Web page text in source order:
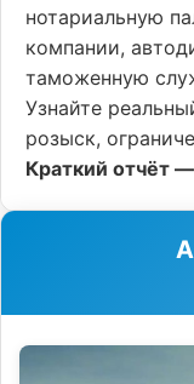
нотариальную
компании,
таможенную
Узнайте
розыск,
Краткий отчёт